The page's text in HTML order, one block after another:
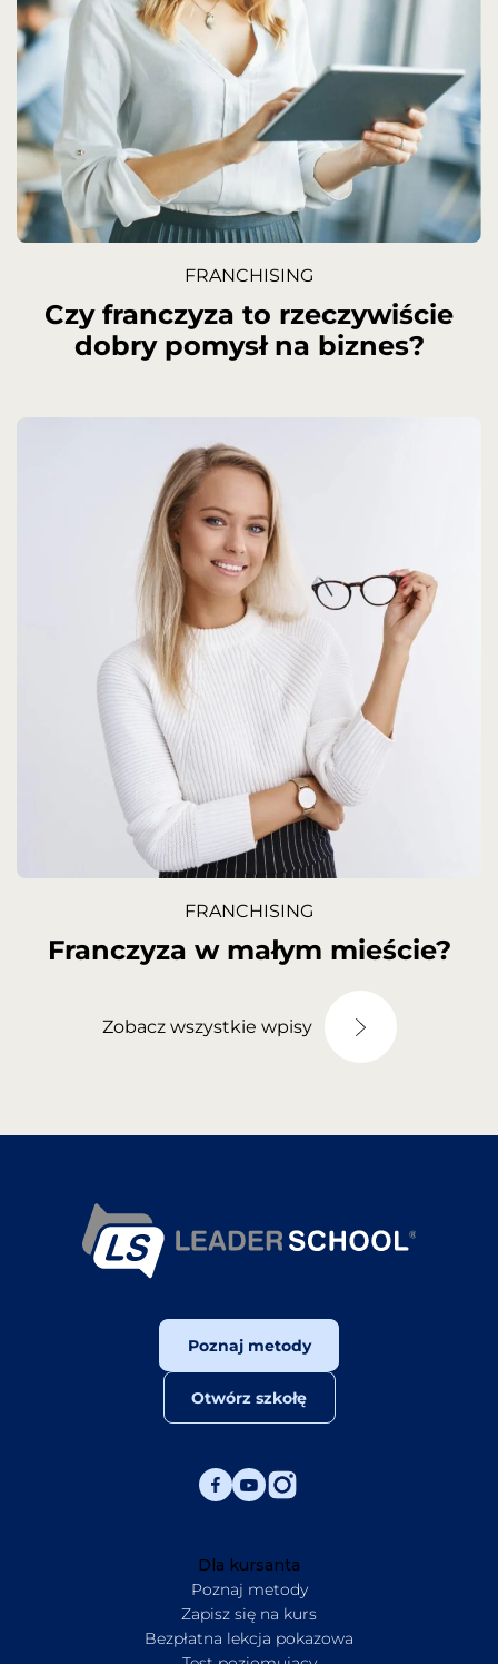
FRANCHISING
Czy franczyza to rzeczywiście
dobry pomysł na biznes?
FRANCHISING
Franczyza w małym mieście?
Zobacz wszystkie wpisy
Poznaj metody
Otwórz szkołę
Dla kursanta
Poznaj metody
Zapisz się na kurs
Bezpłatna lekcja pokazowa